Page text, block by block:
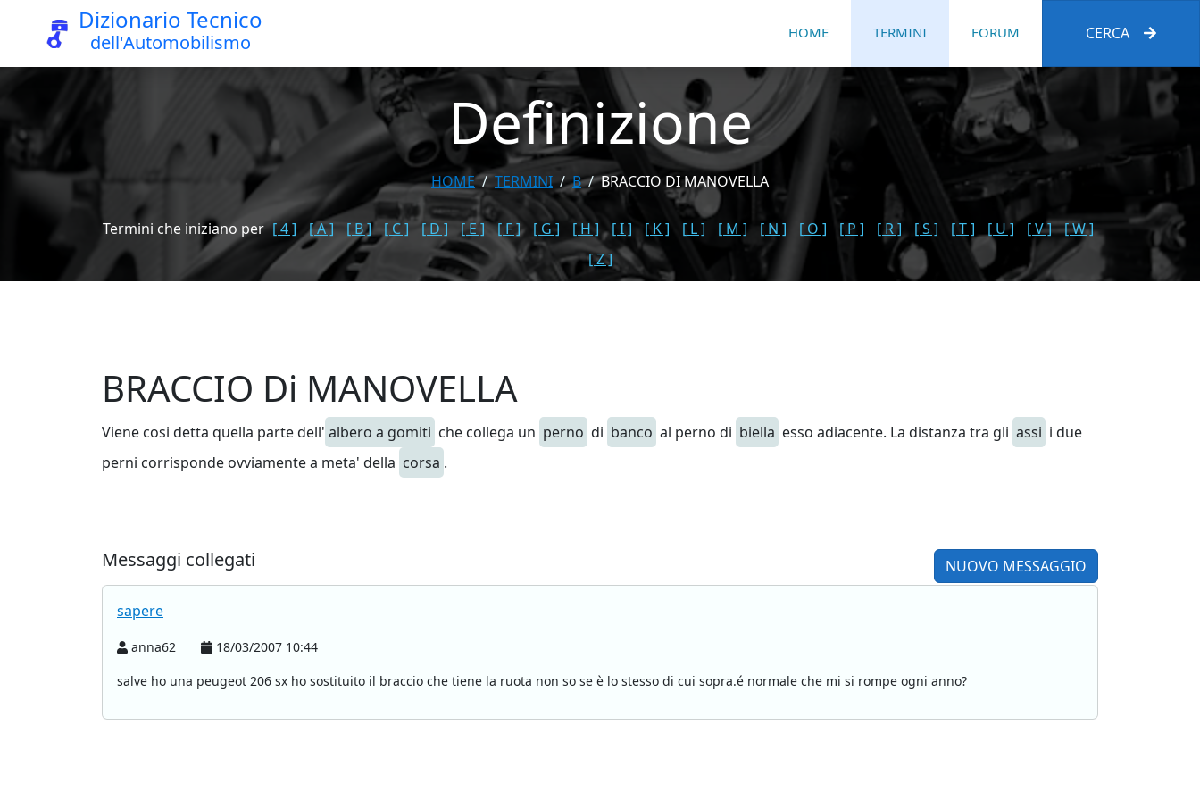
Dizionario Tecnico
dell'Automobilismo HOME TERMINI FORUM CERCA
Definizione
HOME TERMINI B BRACCIO DI MANOVELLA
Termini che iniziano per [ 4 ] [ A ] [ B ] [ C ] [ D ] [ E ] [ F ] [ G ] [ H ] [ I ] [ K ] [ L ] [ M ] [ N ] [ O ] [ P ] [ R ] [ S ] [ T ] [ U ] [ V ]
[ W ]
[ Z ]
BRACCIO Di MANOVELLA
Viene cosi detta quella parte dell' albero a gomiti che collega un perno di banco al perno di biella esso adiacente. La distanza tra gli assi i due
perni corrisponde ovviamente a meta' della corsa .
Messaggi collegati NUOVO MESSAGGIO
sapere
anna62
18/03/2007 10:44
salve ho una peugeot 206 sx ho sostituito il braccio che tiene la ruota non so se è lo stesso di cui sopra.é normale che mi si rompe ogni anno?